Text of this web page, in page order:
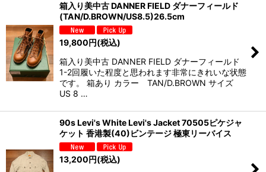
箱入り美中古 DANNER FIELD ダナーフィールド
(TAN/D.BROWN/US8.5)26.5cm
19,800円(税込)
箱入り美中古 DANNER FIELD ダナーフィールド
1-2回履いた程度と思われます非常にきれいな状態
です。 箱あり カラー TAN/D.BROWN サイズ
US 8 …
90s Levi's White Levi's Jacket 70505ピケジャ
ケット 香港製(40)ビンテージ 極東リーバイス
13,200円(税込)